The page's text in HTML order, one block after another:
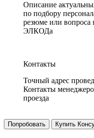
Описание
по подбору
резюме или вопроса
ЭЛКОДа
Контакты
Точный адрес
Контакты
проезда
Попробовать Купить